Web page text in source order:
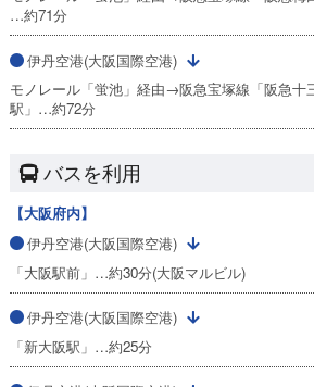
…約71分
伊丹空港(大阪国際空港)
モノレール「蛍池」経由→阪急宝塚線「阪急
駅」…約72分
バスを利用
【大阪府内】
伊丹空港(大阪国際空港)
「大阪駅前」…約30分(大阪マルビル)
伊丹空港(大阪国際空港)
「新大阪駅」…約25分